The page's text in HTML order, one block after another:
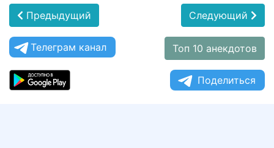
Предыдущий Следующий
Телеграм канал Топ 10 анекдотов
Поделиться